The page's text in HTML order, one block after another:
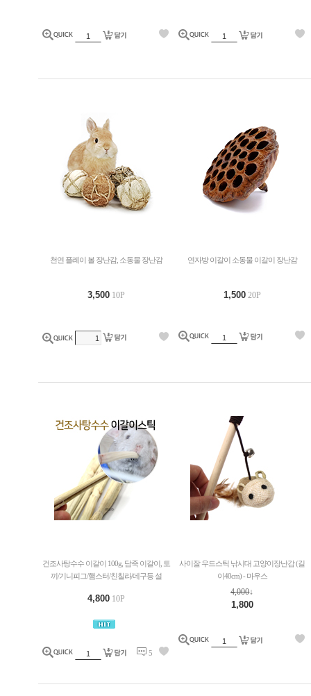
천연 플레이 볼 장난감, 소동물 장난감
3,500 10P
연자방 이갈이 소동물 이갈이 장난감
1,500 20P
건조사탕수수 이갈이 100g, 담죽 이갈이, 토
끼/기니피그/햄스터/친칠라/데구등 설
4,800 10P
5
사이잘 우드스틱 낚시대 고양이장난감 (길
이40cm) - 마우스
4,000↓
1,800